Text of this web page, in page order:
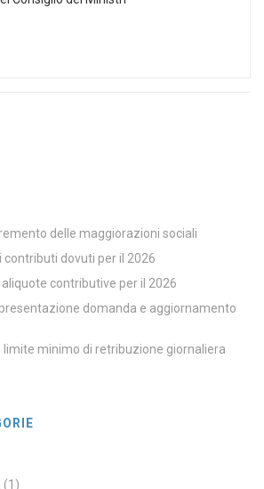
delle maggiorazioni sociali
contributi dovuti per il 2026
contributive per il 2026
domanda e aggiornamento
limite minimo di retribuzione giornaliera
(1)